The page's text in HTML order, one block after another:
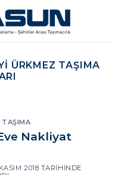
ÜRKMEZ TAŞIMA
TAŞIMA
Nakliyat
2018 TARIHINDE